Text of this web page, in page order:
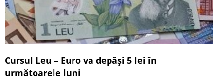
Cursul Leu – Euro va depăși 5 lei în
următoarele luni